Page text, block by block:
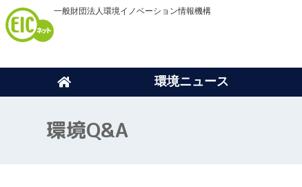
一般財団法人環境イノベーション情報機構
環境ニュース
環境Q&A